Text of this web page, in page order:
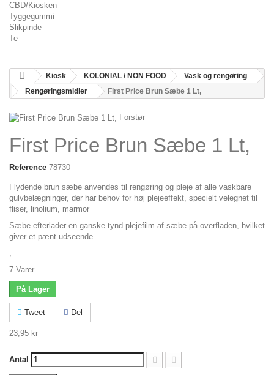
CBD/Kiosken
Tyggegummi
Slikpinde
Te
Kiosk KOLONIAL / NON FOOD
Vask og rengøring
Rengøringsmidler
First Price Brun Sæbe 1 Lt,
Forstør
First Price Brun Sæbe 1 Lt,
Reference 78730
Flydende brun sæbe anvendes til rengøring og pleje af alle vaskbare
gulvbelægninger, der har behov for høj plejeeffekt, specielt velegnet til
fliser, linolium, marmor
Sæbe efterlader en ganske tynd plejefilm af sæbe på overfladen, hvilket
giver et pænt udseende
7 Varer
På Lager
Tweet Del
23,95 kr
Antal